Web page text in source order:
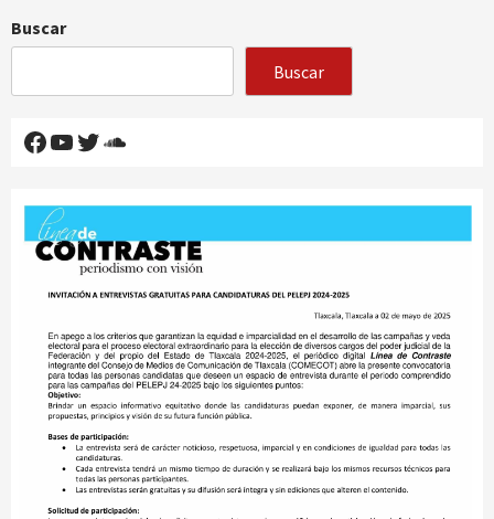
Buscar
Buscar
Facebook
YouTube
Twitter
SoundCloud